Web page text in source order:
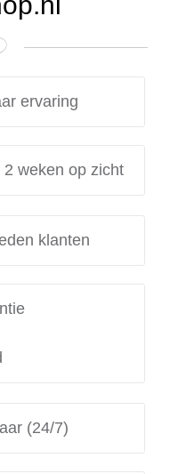
ervaring
weken op zicht
klanten
(24/7)